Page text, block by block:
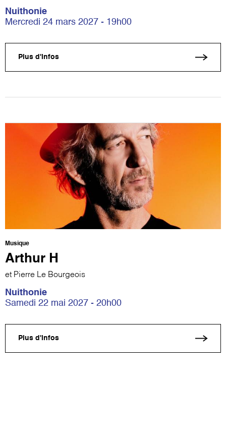
Nuithonie
Mercredi 24 mars 2027 - 19h00
Plus d'infos
Musique
Arthur H
et Pierre Le Bourgeois
Nuithonie
Samedi 22 mai 2027 - 20h00
Plus d'infos